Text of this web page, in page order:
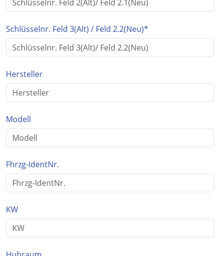
Schlüsselnr. Feld 3(Alt) / Feld 2.2(Neu)*
Hersteller
Modell
Fhrzg-IdentNr.
KW